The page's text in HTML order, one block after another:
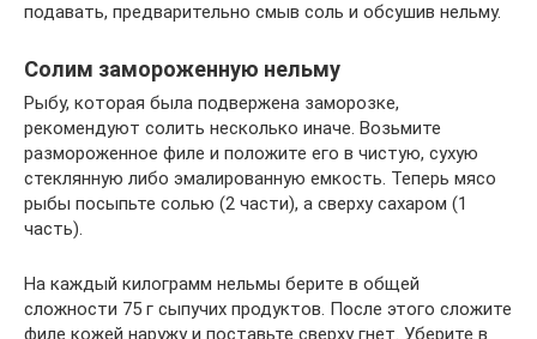
подавать, предварительно смыв соль и обсушив нельму.
Солим замороженную нельму
Рыбу, которая была подвержена заморозке,
рекомендуют солить несколько иначе. Возьмите
размороженное филе и положите его в чистую, сухую
стеклянную либо эмалированную емкость. Теперь мясо
рыбы посыпьте солью (2 части), а сверху сахаром (1
часть).
На каждый килограмм нельмы берите в общей
сложности 75 г сыпучих продуктов. После этого сложите
филе кожей наружу и поставьте сверху гнет. Уберите в